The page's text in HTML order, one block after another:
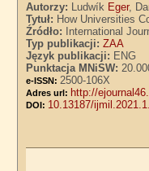
Autorzy: Ludwík Eger,
Tytuł: How Universities
Źródło:
International
Typ publikacji:ZAA
Język publikacji: ENG
Punktacja MNiSW:
e-ISSN: 2500-106X
Adres url: http://
DOI: 10.13187/